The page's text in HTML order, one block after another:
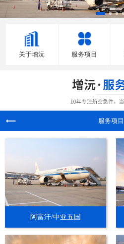
关于增沅 服务项目
服务项目
阿富汗/中亚五国